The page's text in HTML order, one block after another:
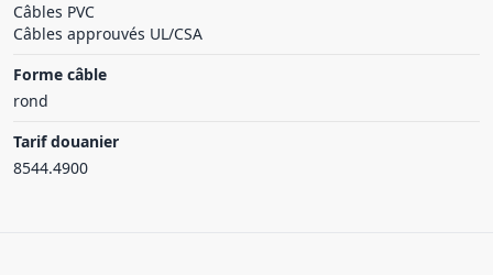
Câbles PVC
Câbles approuvés UL/CSA
Forme câble
rond
Tarif douanier
8544.4900